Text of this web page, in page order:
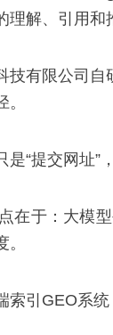
理解、引用和
技有限公司自
是“提交网址”
在于：大模
索引GEO系统